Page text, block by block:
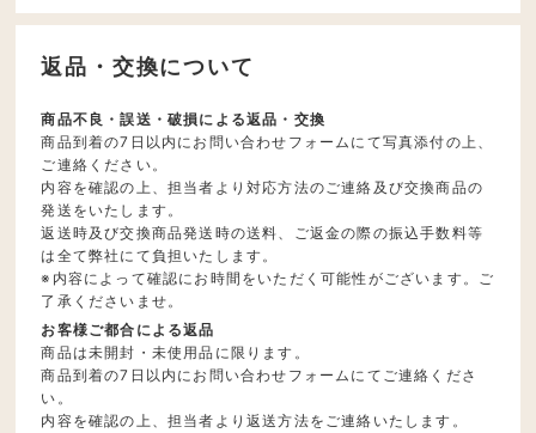
返品・交換について
商品不良・誤送・破損による返品・交換
商品到着の7日以内にお問い合わせフォームにて写真添付の上、
ご連絡ください。
内容を確認の上、担当者より対応方法のご連絡及び交換商品の
発送をいたします。
返送時及び交換商品発送時の送料、ご返金の際の振込手数料等
は全て弊社にて負担いたします。
※内容によって確認にお時間をいただく可能性がございます。ご
了承くださいませ。
お客様ご都合による返品
商品は未開封・未使用品に限ります。
商品到着の7日以内にお問い合わせフォームにてご連絡くださ
い。
内容を確認の上、担当者より返送方法をご連絡いたします。